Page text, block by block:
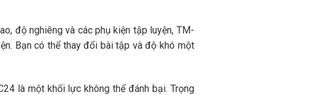
độ nghiêng và các phụ kiện tập luyện, TM-
Bạn có thể thay đổi bài tập và độ khó một
là một khối lực không thể đánh bại. Trọng